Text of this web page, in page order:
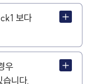
보다
우
니다.